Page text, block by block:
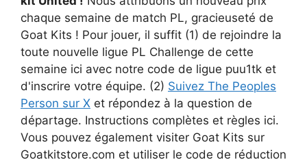
chaque semaine de match PL, gracieuseté de
Goat Kits ! Pour jouer, il suffit (1) de rejoindre la
toute nouvelle ligue PL Challenge de cette
semaine ici avec notre code de ligue puu1tk et
d'inscrire votre équipe. (2) Suivez The Peoples
Person sur X et répondez à la question de
départage. Instructions complètes et règles ici.
Vous pouvez également visiter Goat Kits sur
Goatkitstore.com et utiliser le code de réduction